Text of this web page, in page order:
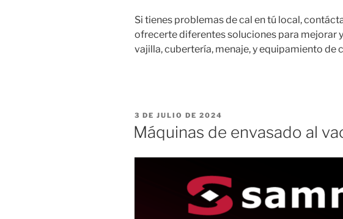
Si tienes problemas de cal en tú local,
ofrecerte diferentes soluciones para mejorar
vajilla, cubertería, menaje, y equipamiento de
PUBLICADO
EL
3 DE JULIO DE 2024
Máquinas de envasado al